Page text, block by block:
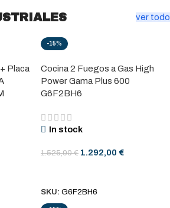
ver todo
Placa
-15%
Cocina 2 Fuegos a Gas High
Power Gama Plus 600
G6F2BH6
In stock
1.525,00€ 1.292,00 €
SKU: G6F2BH6